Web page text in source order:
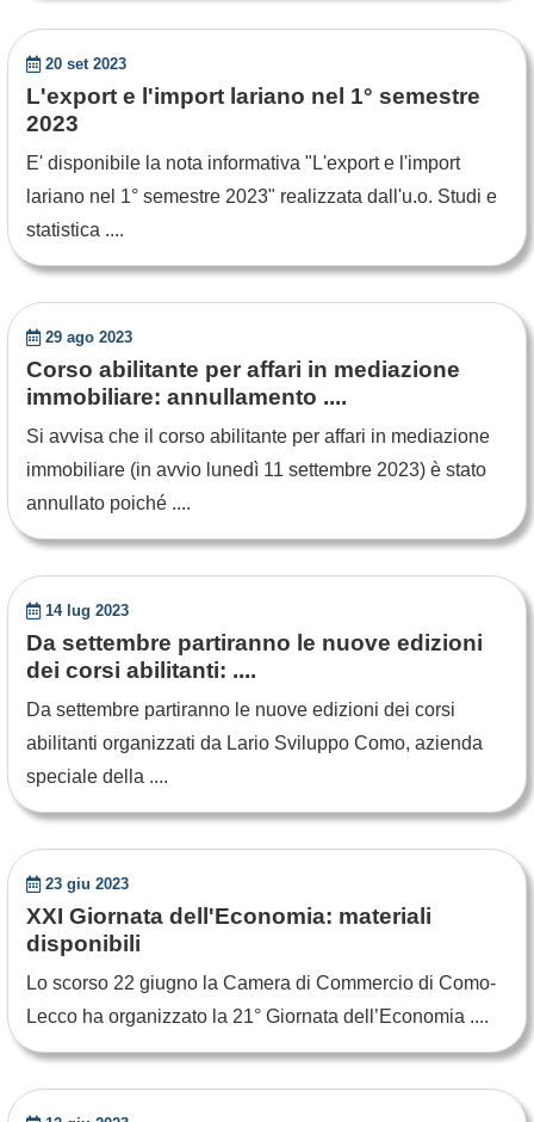
20 set 2023
L'export e l'import lariano nel 1° semestre
2023
E' disponibile la nota informativa "L'export e l'import
lariano nel 1° semestre 2023" realizzata dall'u.o. Studi e
statistica ....
29 ago 2023
Corso abilitante per affari in mediazione
immobiliare: annullamento ....
Si avvisa che il corso abilitante per affari in mediazione
immobiliare (in avvio lunedì 11 settembre 2023) è stato
annullato poiché ....
14 lug 2023
Da settembre partiranno le nuove edizioni
dei corsi abilitanti: ....
Da settembre partiranno le nuove edizioni dei corsi
abilitanti organizzati da Lario Sviluppo Como, azienda
speciale della ....
23 giu 2023
XXI Giornata dell'Economia: materiali
disponibili
Lo scorso 22 giugno la Camera di Commercio di Como-
Lecco ha organizzato la 21° Giornata dell’Economia ....